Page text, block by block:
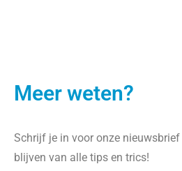
Meer weten?
Schrijf je in voor onze
blijven van alle tips en trics!